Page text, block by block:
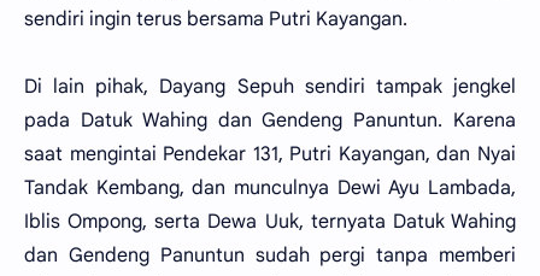
sendiri ingin terus bersama Putri Kayangan.
Di lain pihak, Dayang Sepuh sendiri tampak jengkel
pada Datuk Wahing dan Gendeng Panuntun. Karena
saat mengintai Pendekar 131, Putri Kayangan, dan Nyai
Tandak Kembang, dan munculnya Dewi Ayu Lambada,
Iblis Ompong, serta Dewa Uuk, ternyata Datuk Wahing
dan Gendeng Panuntun sudah pergi tanpa memberi